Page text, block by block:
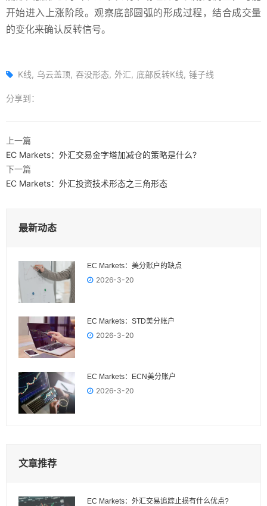
开始进入上涨阶段。观察底部圆弧的形成过程，结合成交量
的变化来确认反转信号。
K线 乌云盖顶 吞没形态 外汇 底部反转K线 锤子线
分享到：
上一篇
EC Markets：外汇交易金字塔加减仓的策略是什么?
下一篇
EC Markets：外汇投资技术形态之三角形态
最新动态
EC Markets：美分账户的缺点
2026-3-20
EC Markets：STD美分账户
2026-3-20
EC Markets：ECN美分账户
2026-3-20
文章推荐
EC Markets：外汇交易追踪止损有什么优点?